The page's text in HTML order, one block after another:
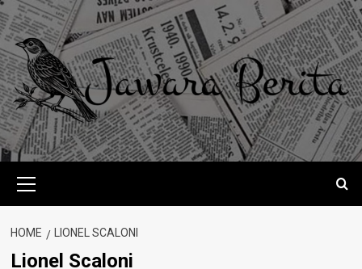
Skip
to
content
Menu
HOME LIONEL SCALONI
Lionel Scaloni